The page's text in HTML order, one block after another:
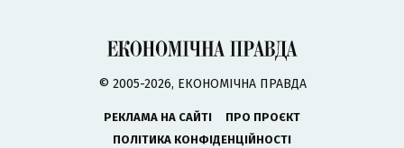
© 2005-2026, ЕКОНОМІЧНА ПРАВДА
РЕКЛАМА НА САЙТІ
ПРО ПРОЄКТ
ПОЛІТИКА КОНФІДЕНЦІЙНОСТІ